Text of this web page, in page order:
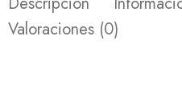
Valoraciones (0)